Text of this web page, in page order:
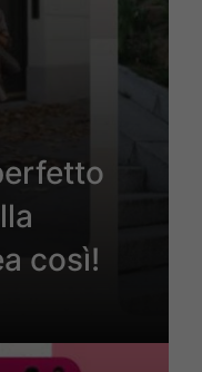
così!